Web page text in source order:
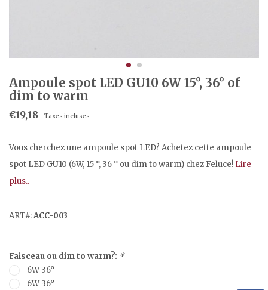
Ampoule spot LED GU10 6W 15°, 36° of
dim to warm
€19,18 Taxes incluses
Vous cherchez une ampoule spot LED? Achetez cette ampoule
spot LED GU10 (6W, 15 °, 36 ° ou dim to warm) chez Feluce! Lire
plus..
ART#:ACC-003
Faisceau ou dim to warm?: *
6W 36°
6W 36°